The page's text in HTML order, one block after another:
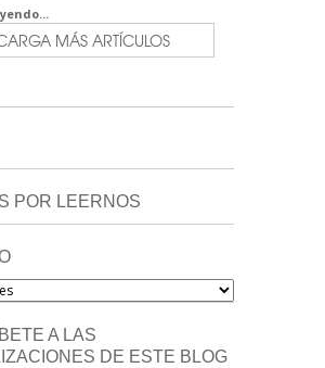
MÁS ARTÍCULOS
POR LEERNOS
A LAS
DE ESTE BLOG